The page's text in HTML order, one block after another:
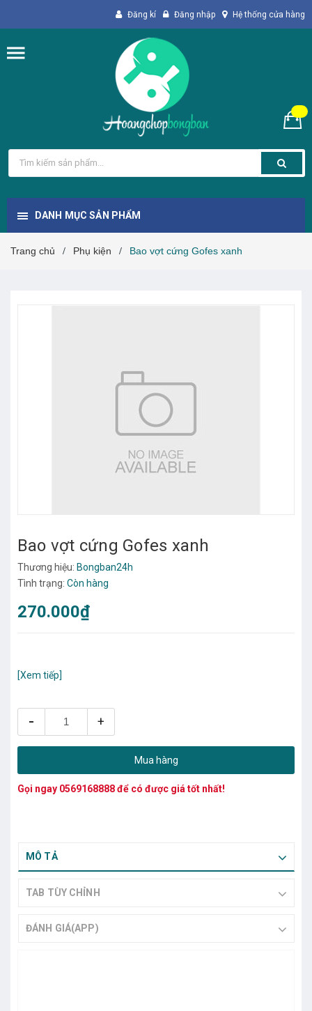
Đăng kí Đăng nhập Hệ thống cửa hàng
DANH MỤC SẢN PHẨM
Trang chủ / Phụ kiện / Bao vợt cứng Gofes xanh
Bao vợt cứng Gofes xanh
Thương hiệu: Bongban24h
Tình trạng: Còn hàng
270.000₫
[Xem tiếp]
- +
Mua hàng
Gọi ngay 0569168888để có được giá tốt nhất!
MÔ TẢ
TAB TÙY CHỈNH
ĐÁNH GIÁ(APP)